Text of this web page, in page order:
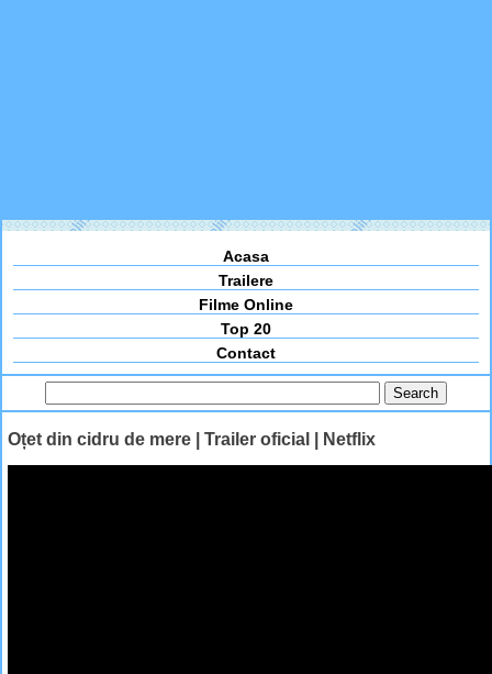
Acasa
Trailere
Filme Online
Top 20
Contact
Oțet din cidru de mere | Trailer oficial | Netflix